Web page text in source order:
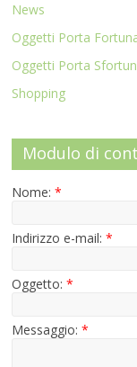
News
Oggetti Porta
Oggetti Porta
Shopping
Modulo di
Nome:*
Indirizzo e-mail:*
Oggetto:*
Messaggio:*